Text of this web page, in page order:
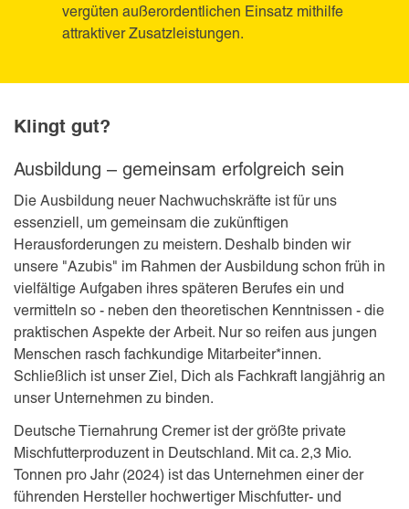
vergüten außerordentlichen Einsatz mithilfe
attraktiver Zusatzleistungen.
Klingt gut?
Ausbildung – gemeinsam erfolgreich sein
Die Ausbildung neuer Nachwuchskräfte ist für uns
essenziell, um gemeinsam die zukünftigen
Herausforderungen zu meistern. Deshalb binden wir
unsere "Azubis" im Rahmen der Ausbildung schon früh in
vielfältige Aufgaben ihres späteren Berufes ein und
vermitteln so - neben den theoretischen Kenntnissen - die
praktischen Aspekte der Arbeit. Nur so reifen aus jungen
Menschen rasch fachkundige Mitarbeiter*innen.
Schließlich ist unser Ziel, Dich als Fachkraft langjährig an
unser Unternehmen zu binden.
Deutsche Tiernahrung Cremer ist der größte private
Mischfutterproduzent in Deutschland. Mit ca. 2,3 Mio.
Tonnen pro Jahr (2024) ist das Unternehmen einer der
führenden Hersteller hochwertiger Mischfutter- und